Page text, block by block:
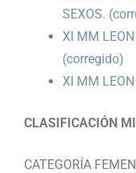
SEXOS.
XI MM
(corregido)
XI MM
CLASIFICACIÓN
CATEGORÍA